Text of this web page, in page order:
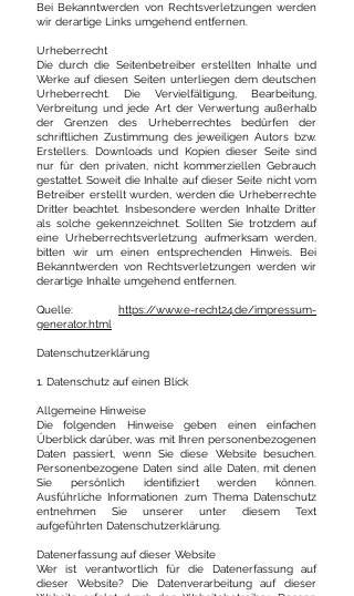
Bei Bekanntwerden von Rechtsverletzungen werden
wir derartige Links umgehend entfernen.
Urheberrecht
Die durch die Seitenbetreiber erstellten Inhalte und
Werke auf diesen Seiten unterliegen dem deutschen
Urheberrecht. Die Vervielfältigung, Bearbeitung,
Verbreitung und jede Art der Verwertung außerhalb
der Grenzen des Urheberrechtes bedürfen der
schriftlichen Zustimmung des jeweiligen Autors bzw.
Erstellers. Downloads und Kopien dieser Seite sind
nur für den privaten, nicht kommerziellen Gebrauch
gestattet. Soweit die Inhalte auf dieser Seite nicht vom
Betreiber erstellt wurden, werden die Urheberrechte
Dritter beachtet. Insbesondere werden Inhalte Dritter
als solche gekennzeichnet. Sollten Sie trotzdem auf
eine Urheberrechtsverletzung aufmerksam werden,
bitten wir um einen entsprechenden Hinweis. Bei
Bekanntwerden von Rechtsverletzungen werden wir
derartige Inhalte umgehend entfernen.
Quelle: https://www.e-recht24.de/impressum-
generator.html
Datenschutzerklärung
1. Datenschutz auf einen Blick
Allgemeine Hinweise
Die folgenden Hinweise geben einen einfachen
Überblick darüber, was mit Ihren personenbezogenen
Daten passiert, wenn Sie diese Website besuchen.
Personenbezogene Daten sind alle Daten, mit denen
Sie persönlich identifiziert werden können.
Ausführliche Informationen zum Thema Datenschutz
entnehmen Sie unserer unter diesem Text
aufgeführten Datenschutzerklärung.
Datenerfassung auf dieser Website
Wer ist verantwortlich für die Datenerfassung auf
dieser Website? Die Datenverarbeitung auf dieser